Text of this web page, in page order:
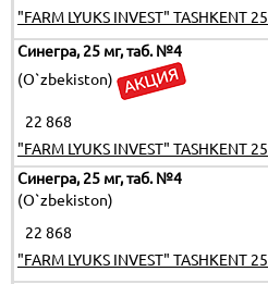
"FARM LYUKS INVEST" TASHKENT 25
Синегра, 25 мг, таб. №4
(O`zbekiston)
22 868
"FARM LYUKS INVEST" TASHKENT 25
Синегра, 25 мг, таб. №4
(O`zbekiston)
22 868
"FARM LYUKS INVEST" TASHKENT 25